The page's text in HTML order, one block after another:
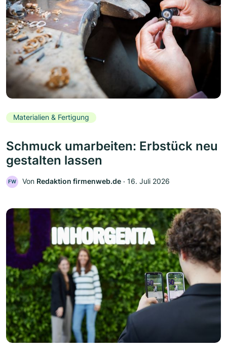
Materialien & Fertigung
Schmuck umarbeiten: Erbstück neu
gestalten lassen
FW Von Redaktion firmenweb.de ‧ 16. Juli 2026